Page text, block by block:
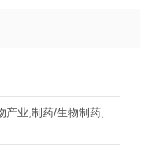
产业,制药/生物制药,